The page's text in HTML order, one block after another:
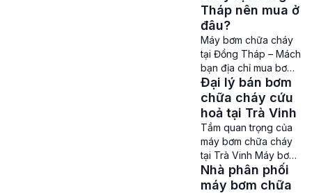
máy bơm chữa cháy
sẽ giúp nâng cao khả
năng phòng cháy
chữa cháy và cũng
giảm thiểu bớt nguy
cơ thiệt hại do cháy
nổ gây ra. Là một tỉnh
thành có […]
Tháp nên mua ở
đâu?
Máy bơm chữa cháy
tại Đồng Tháp – Mách
bạn địa chỉ mua bơm
cứu hoả uy tín Máy
bơm chữa cháy tại
Đồng Tháp – Không
ai có thể dự đoán
trước được khi nào
những rủi ro như hỏa
hoạn, cháy nổ sẽ xảy
ra. Bởi vậy nên việc
Đại lý bán bơm
chữa cháy cứu
hoả tại Trà Vinh
Tầm quan trọng của
máy bơm chữa cháy
tại Trà Vinh Máy bơm
chữa cháy tại Trà
Vinh – Trong nhiều
Nhà phân phối
máy bơm chữa